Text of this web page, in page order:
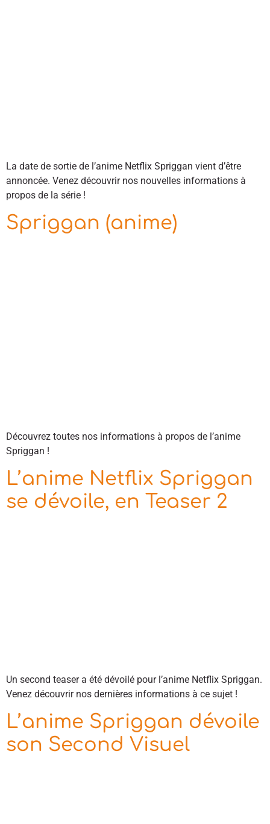
La date de sortie de l’anime Netflix Spriggan vient d’être
annoncée. Venez découvrir nos nouvelles informations à
propos de la série !
Spriggan (anime)
Découvrez toutes nos informations à propos de l’anime
Spriggan !
L’anime Netflix Spriggan
se dévoile, en Teaser 2
Un second teaser a été dévoilé pour l’anime Netflix Spriggan.
Venez découvrir nos dernières informations à ce sujet !
L’anime Spriggan dévoile
son Second Visuel